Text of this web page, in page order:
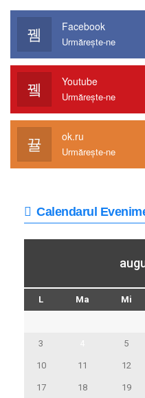
Facebook
Urmărește-ne
Youtube
Urmărește-ne
ok.ru
Urmărește-ne
Calendarul
L Ma Mi
3 5
10 11 12
17 18 19